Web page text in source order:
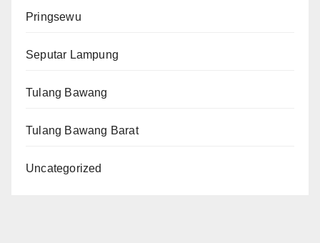
Pringsewu
Seputar Lampung
Tulang Bawang
Tulang Bawang Barat
Uncategorized